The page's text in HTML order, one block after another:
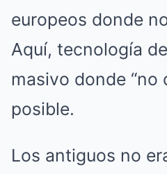
europeos donde
Aquí, tecnología
masivo donde “no
posible.
Los antiguos no